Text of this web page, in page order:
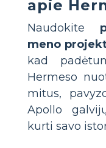
apie
Naudokite
meno
kad
Hermeso
mitus,
Apollo
kurti savo